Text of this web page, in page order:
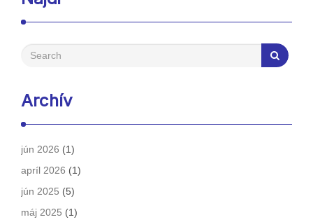
Archív
jún 2026 (1)
apríl 2026 (1)
jún 2025 (5)
máj 2025 (1)